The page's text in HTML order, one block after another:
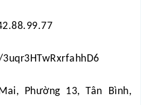
Phường 13, Tân Bình,